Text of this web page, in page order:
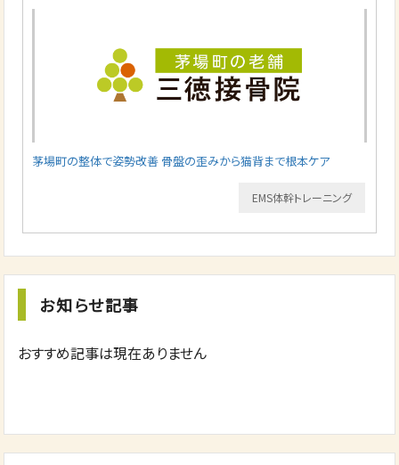
茅場町の整体で姿勢改善 骨盤の歪みから猫背まで根本ケア
EMS体幹トレーニング
お知らせ記事
おすすめ記事は現在ありません